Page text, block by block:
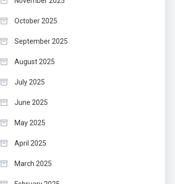
October 2025
September 2025
August 2025
July 2025
June 2025
May 2025
April 2025
March 2025